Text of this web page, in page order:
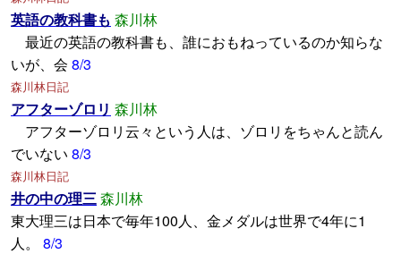
英語の教科書も 森川林
最近の英語の教科書も、誰におもねっているのか知らな
いが、会 8/3
森川林日記
アフターゾロリ 森川林
アフターゾロリ云々という人は、ゾロリをちゃんと読ん
でいない 8/3
森川林日記
井の中の理三森川林
東大理三は日本で毎年100人、金メダルは世界で4年に1
人。 8/3